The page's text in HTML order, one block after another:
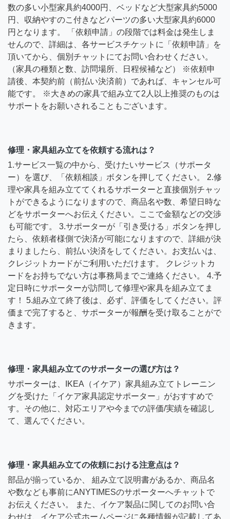
数の多い小型家具約4000円、ベッドなど大型家具約5000
円、収納やすのこ付きなどパーツの多い大型家具約6000
円となります。 「依頼申請」の段階では料金は発生しま
せんので、詳細は、各サービスチケットに「依頼申請」を
頂いてから、個別チャットにてお問い合わせください。
（家具の種類と数、訪問場所、日程候補など） ※依頼申
請後、本契約前（前払い決済前）であれば、キャンセル可
能です。 ※大きめの家具で組み立て2人以上推奨のものは
サポートをお願いされることもございます。
修理・家具組み立てを依頼する流れは？
1.サービス一覧の中から、受けたいサービス（サポータ
ー）を選び、「依頼相談」ボタンを押してください。 2.修
理や家具を組み立ててくれるサポーターと直接個別チャッ
トができるようになりますので、商品名や数、希望日時な
どをサポーターへお伝えください。ここで金額などの交渉
も可能です。 3.サポーターが「引き受ける」ボタンを押し
たら、依頼者様側で決済が可能になりますので、詳細が決
まりましたら、前払い決済をしてください。お支払いは、
クレジットカードがご利用いただけます。 クレジットカ
ードをお持ちでない方は事務局までご連絡ください。 4.予
定日時にサポーターが訪問して修理や家具を組み立てま
す！ 5.組み立て終了後は、必ず、評価をしてください。評
価まで完了すると、サポーターが報酬を受け取ることがで
きます。
修理・家具組み立てのサポーターの選び方は？
サポーターは、IKEA（イケア）家具組み立てトレーニン
グを受けた「イケア家具認定サポーター」がおすすめで
す。その他に、対応エリアや今までの評価/実績を確認し
て、選んでください。
修理・家具組み立ての依頼における注意点は？
部品が揃っているか、 組み立て説明書があるか、商品名
や数なども事前にANYTIMESのサポーターへチャットで
お伝えください。 また、イケア製品に関してのお問い合
わせは、イケア公式ホームページに各種情報が記載してあ